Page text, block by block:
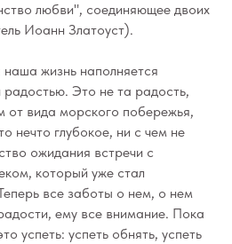
любви", соединяющее двоих
Иоанн Златоуст).
жизнь наполняется
Это не та радость,
вида морского побережья,
нечто глубокое, ни с чем не
ожидания встречи с
который уже стал
все заботы о нем, о нем
ему все внимание. Пока
успеть: успеть обнять, успеть